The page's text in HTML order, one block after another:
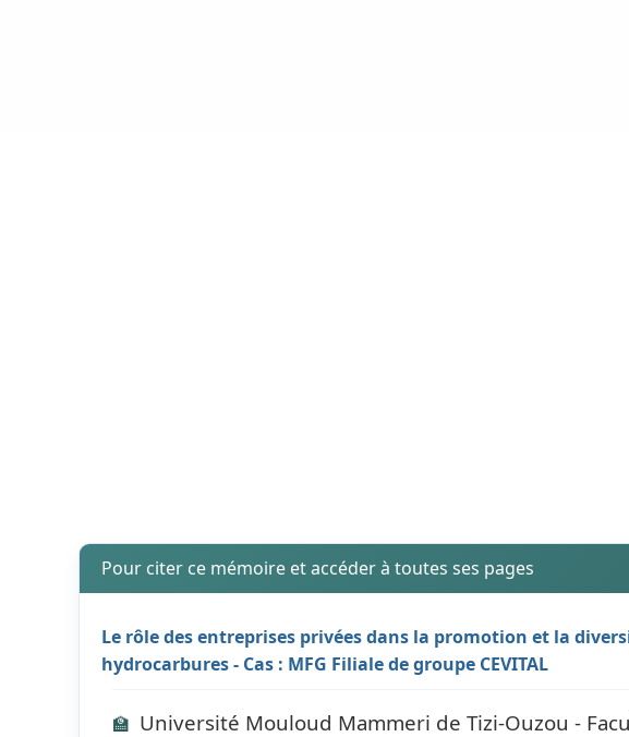
Pour citer ce mémoire et accéder à toutes ses pages
Le rôle des entreprises privées dans la promotion et la
hydrocarbures - Cas : MFG Filiale de groupe CEVITAL
🏫 Université Mouloud Mammeri de Tizi-Ouzou -